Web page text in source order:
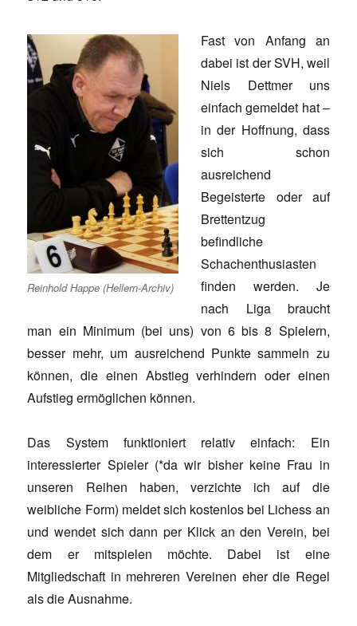
Reinhold Happe (Hellern-Archiv)
Fast von Anfang an
dabei ist der SVH, weil
Niels Dettmer uns
einfach gemeldet hat –
in der Hoffnung, dass
sich schon
ausreichend
Begeisterte oder auf
Brettentzug
befindliche
Schachenthusiasten
finden werden. Je
nach Liga braucht
man ein Minimum (bei uns) von 6 bis 8 Spielern,
besser mehr, um ausreichend Punkte sammeln zu
können, die einen Abstieg verhindern oder einen
Aufstieg ermöglichen können.
Das System funktioniert relativ einfach: Ein
interessierter Spieler (*da wir bisher keine Frau in
unseren Reihen haben, verzichte ich auf die
weibliche Form) meldet sich kostenlos bei Lichess an
und wendet sich dann per Klick an den Verein, bei
dem er mitspielen möchte. Dabei ist eine
Mitgliedschaft in mehreren Vereinen eher die Regel
als die Ausnahme.